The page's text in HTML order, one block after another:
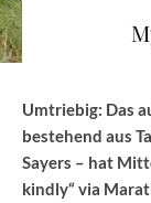
Umtriebig: Das
bestehend aus
Sayers – hat
kindly“ via